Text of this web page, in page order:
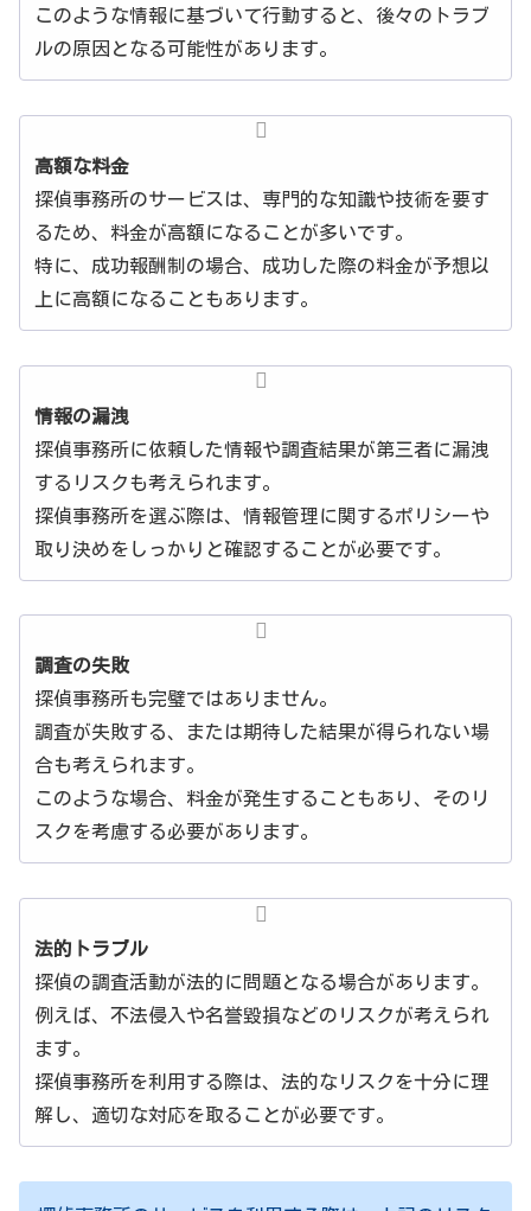
このような情報に基づいて行動すると、後々のトラブ
ルの原因となる可能性があります。
高額な料金
探偵事務所のサービスは、専門的な知識や技術を要す
るため、料金が高額になることが多いです。
特に、成功報酬制の場合、成功した際の料金が予想以
上に高額になることもあります。
情報の漏洩
探偵事務所に依頼した情報や調査結果が第三者に漏洩
するリスクも考えられます。
探偵事務所を選ぶ際は、情報管理に関するポリシーや
取り決めをしっかりと確認することが必要です。
調査の失敗
探偵事務所も完璧ではありません。
調査が失敗する、または期待した結果が得られない場
合も考えられます。
このような場合、料金が発生することもあり、そのリ
スクを考慮する必要があります。
法的トラブル
探偵の調査活動が法的に問題となる場合があります。
例えば、不法侵入や名誉毀損などのリスクが考えられ
ます。
探偵事務所を利用する際は、法的なリスクを十分に理
解し、適切な対応を取ることが必要です。